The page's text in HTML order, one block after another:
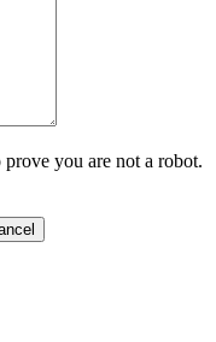
you are not a robot.